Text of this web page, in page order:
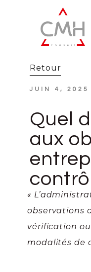
Retour
JUIN 4, 2025
Quel
aux
«
observations
vérification
modalités de